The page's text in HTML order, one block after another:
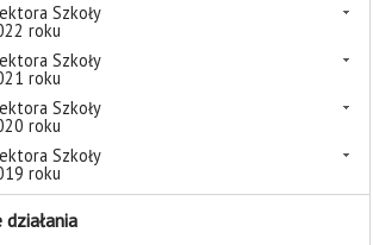
Szkoły
roku
Szkoły
roku
Szkoły
roku
Szkoły
roku